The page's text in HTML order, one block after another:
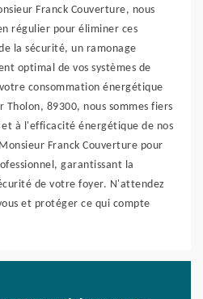
Franck Couverture, nous
régulier pour éliminer ces
la sécurité, un ramonage
optimal de vos systèmes de
consommation énergétique
Tholon, 89300, nous sommes fiers
à l'efficacité énergétique de nos
Franck Couverture pour
garantissant la
de votre foyer. N'attendez
et protéger ce qui compte